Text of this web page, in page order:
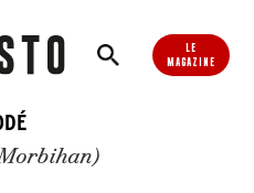
LE
MAGAZINE